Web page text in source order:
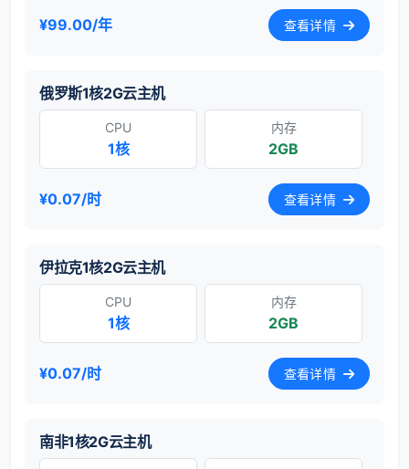
¥99.00/年 查看详情
俄罗斯1核2G云主机
CPU
1核
内存
2GB
¥0.07/时 查看详情
伊拉克1核2G云主机
CPU
1核
内存
2GB
¥0.07/时 查看详情
南非1核2G云主机